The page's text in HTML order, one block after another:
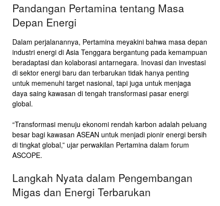
Pandangan Pertamina tentang Masa
Depan Energi
Dalam perjalanannya, Pertamina meyakini bahwa masa depan
industri energi di Asia Tenggara bergantung pada kemampuan
beradaptasi dan kolaborasi antarnegara. Inovasi dan investasi
di sektor energi baru dan terbarukan tidak hanya penting
untuk memenuhi target nasional, tapi juga untuk menjaga
daya saing kawasan di tengah transformasi pasar energi
global.
“Transformasi menuju ekonomi rendah karbon adalah peluang
besar bagi kawasan ASEAN untuk menjadi pionir energi bersih
di tingkat global,” ujar perwakilan Pertamina dalam forum
ASCOPE.
Langkah Nyata dalam Pengembangan
Migas dan Energi Terbarukan